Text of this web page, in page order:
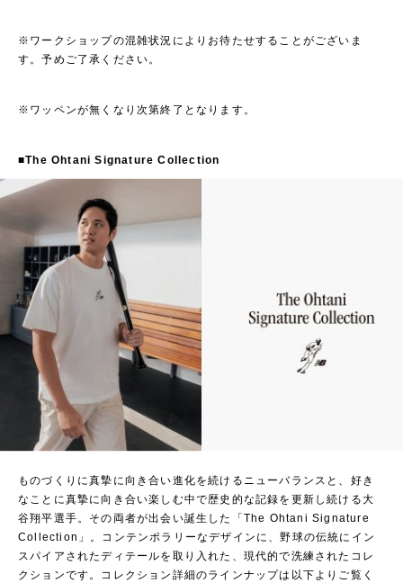
※ワークショップの混雑状況によりお待たせすることがございま
す。予めご了承ください。
※ワッペンが無くなり次第終了となります。
■The Ohtani Signature Collection
ものづくりに真摯に向き合い進化を続けるニューバランスと、好き
なことに真摯に向き合い楽しむ中で歴史的な記録を更新し続ける大
谷翔平選手。その両者が出会い誕生した「The Ohtani Signature
Collection」。コンテンポラリーなデザインに、野球の伝統にイン
スパイアされたディテールを取り入れた、現代的で洗練されたコレ
クションです。コレクション詳細のラインナップは以下よりご覧く